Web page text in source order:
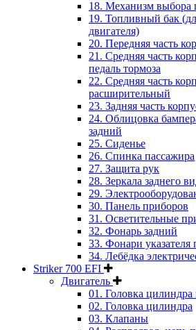
18. Механизм выбора
19. Топливный бак
двигателя)
20. Передняя часть
21. Средняя часть
педаль тормоза
22. Средняя часть
расширительный
23. Задняя часть
24. Облицовка
задний
25. Сиденье
26. Спинка пассажира
27. Защита рук
28. Зеркала заднего
29.
30. Панель приборов
31. Oсветительные
32. Фонарь задний
33. Фонари указателя
34. Лебёдка
Striker 700 EFI
Двигатель
01. Головка цилиндра
02. Головка цилиндра
03. Клапаны